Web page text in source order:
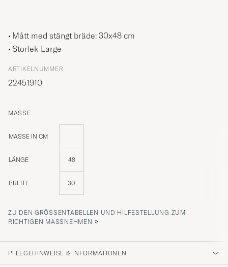
Mått med stängt bräde: 30x48 cm
Storlek Large
ARTIKELNUMMER
22451910
MASSE
MASSE IN CM
LÄNGE 48
BREITE 30
ZU DEN GRÖSSENTABELLEN UND HILFESTELLUNG ZUM R
ICHTIGEN MASSNEHMEN
»
PFLEGEHINWEISE & INFORMATIONEN